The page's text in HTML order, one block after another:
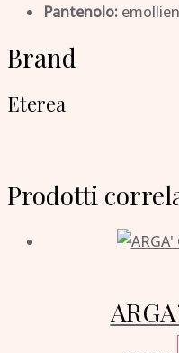
Pantenolo:
Brand
Eterea
Prodotti